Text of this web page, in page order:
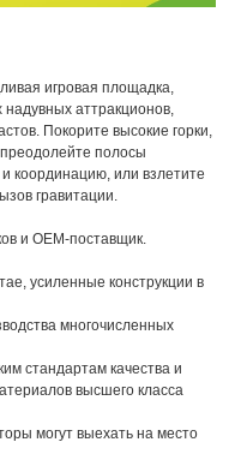
игровая площадка,
аттракционов,
Покорите высокие горки,
полосы
координацию, или взлетите
гравитации.
и OEM-поставщик.
усиленные конструкции в
многочисленных
стандартам качества и
высшего класса
могут выехать на место